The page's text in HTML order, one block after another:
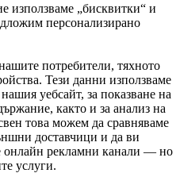
използваме „бисквитки“ и
персонализирано
потребители, тяхното
Тези данни използваме
уебсайт, за показване на
както и за анализ на
това можем да сравняваме
доставчици и да ви
онлайн рекламни канали — но
услуги.